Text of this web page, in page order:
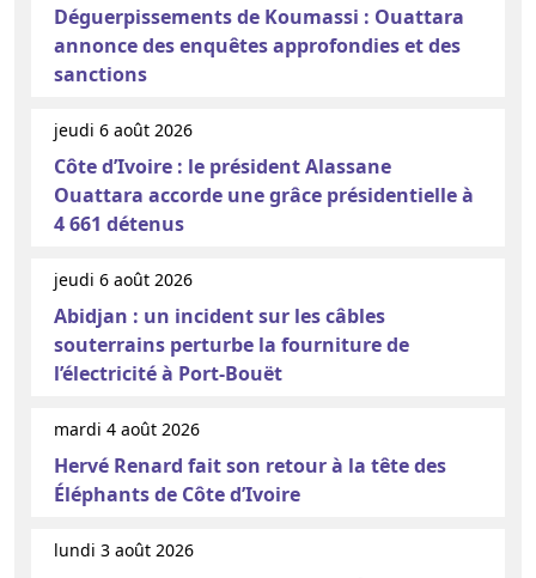
Déguerpissements de Koumassi : Ouattara
annonce des enquêtes approfondies et des
sanctions
jeudi 6 août 2026
Côte d’Ivoire : le président Alassane
Ouattara accorde une grâce présidentielle à
4 661 détenus
jeudi 6 août 2026
Abidjan : un incident sur les câbles
souterrains perturbe la fourniture de
l’électricité à Port-Bouët
mardi 4 août 2026
Hervé Renard fait son retour à la tête des
Éléphants de Côte d’Ivoire
lundi 3 août 2026